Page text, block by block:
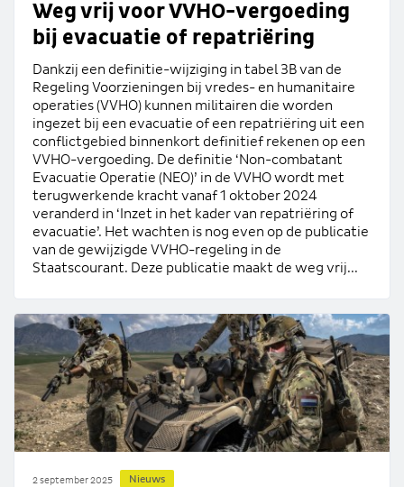
Weg vrij voor VVHO-vergoeding
bij evacuatie of repatriëring
Dankzij een definitie-wijziging in tabel 3B van de
Regeling Voorzieningen bij vredes- en humanitaire
operaties (VVHO) kunnen militairen die worden
ingezet bij een evacuatie of een repatriëring uit een
conflictgebied binnenkort definitief rekenen op een
VVHO-vergoeding. De definitie ‘Non-combatant
Evacuatie Operatie (NEO)’ in de VVHO wordt met
terugwerkende kracht vanaf 1 oktober 2024
veranderd in ‘Inzet in het kader van repatriëring of
evacuatie’. Het wachten is nog even op de publicatie
van de gewijzigde VVHO-regeling in de
Staatscourant. Deze publicatie maakt de weg vrij...
2 september 2025 Nieuws